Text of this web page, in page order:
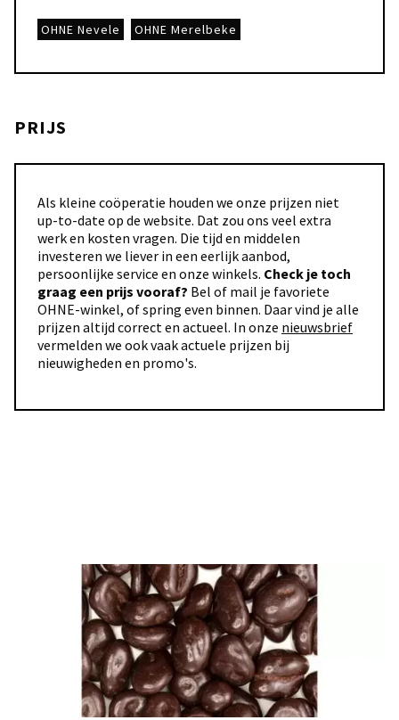
OHNE Nevele OHNE Merelbeke
PRIJS
Als kleine coöperatie houden we onze prijzen niet
up-to-date op de website. Dat zou ons veel extra
werk en kosten vragen. Die tijd en middelen
investeren we liever in een eerlijk aanbod,
persoonlijke service en onze winkels. Check je toch
graag een prijs vooraf? Bel of mail je favoriete
OHNE-winkel, of spring even binnen. Daar vind je alle
prijzen altijd correct en actueel. In onze nieuwsbrief
vermelden we ook vaak actuele prijzen bij
nieuwigheden en promo's.